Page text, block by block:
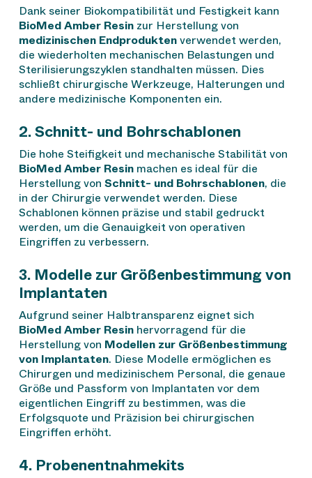
Dank seiner Biokompatibilität und Festigkeit kann
BioMed Amber Resinzur Herstellung von
medizinischen Endproduktenverwendet werden,
die wiederholten mechanischen Belastungen und
Sterilisierungszyklen standhalten müssen. Dies
schließt chirurgische Werkzeuge, Halterungen und
andere medizinische Komponenten ein.
2. Schnitt- und Bohrschablonen
Die hohe Steifigkeit und mechanische Stabilität von
BioMed Amber Resinmachen es ideal für die
Herstellung von Schnitt- und Bohrschablonen, die
in der Chirurgie verwendet werden. Diese
Schablonen können präzise und stabil gedruckt
werden, um die Genauigkeit von operativen
Eingriffen zu verbessern.
3. Modelle zur Größenbestimmung von
Implantaten
Aufgrund seiner Halbtransparenz eignet sich
BioMed Amber Resinhervorragend für die
Herstellung von Modellen zur Größenbestimmung
von Implantaten. Diese Modelle ermöglichen es
Chirurgen und medizinischem Personal, die genaue
Größe und Passform von Implantaten vor dem
eigentlichen Eingriff zu bestimmen, was die
Erfolgsquote und Präzision bei chirurgischen
Eingriffen erhöht.
4. Probenentnahmekits